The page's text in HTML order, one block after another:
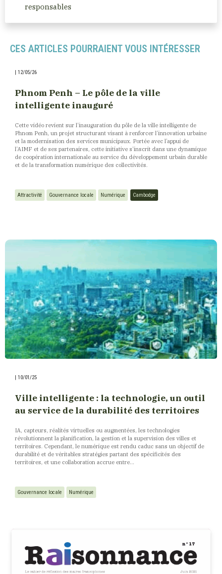
responsables
CES ARTICLES POURRAIENT VOUS INTÉRESSER
12/05/26
Phnom Penh – Le pôle de la ville
intelligente inauguré
Cette vidéo revient sur l’inauguration du pôle de la ville intelligente de
Phnom Penh, un projet structurant visant à renforcer l’innovation urbaine
et la modernisation des services municipaux. Portée avec l’appui de
l’AIMF et de ses partenaires, cette initiative s’inscrit dans une dynamique
de coopération internationale au service du développement urbain durable
et de la transformation numérique des collectivités.
Attractivité Gouvernance locale Numérique Cambodge
10/01/25
Ville intelligente : la technologie, un outil
au service de la durabilité des territoires
IA, capteurs, réalités virtuelles ou augmentées, les technologies
révolutionnent la planification, la gestion et la supervision des villes et
territoires. Cependant, le numérique est rendu caduc sans un objectif de
durabilité et de véritables stratégies partant des spécificités des
territoires, et une collaboration accrue entre…
Gouvernance locale Numérique